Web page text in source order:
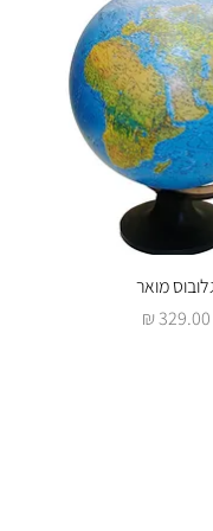
מהירה
מואר
מחיר